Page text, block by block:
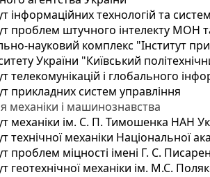
інформаційних технологій та
проблем штучного інтелекту МОН
науковий комплекс "Інститут
України "Київський
телекомунікацій і глобального
прикладних систем управління
механіки і машинознавства
механіки ім. С. П. Тимошенка НАН
технічної механіки Національної
проблем міцності імені Г. С.
геотехнічної механіки ім. М.С.